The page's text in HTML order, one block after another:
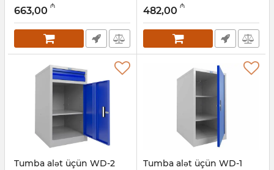
663,00 ₼ 482,00 ₼
Tumba alət üçün WD-2 Tumba alət üçün WD-1